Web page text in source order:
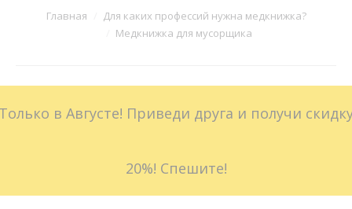
Больничные листы
Доставка
Вы здесь:Главная
Для каких профессий нужна медкнижка?
Медкнижка для мусорщика
в Августе! Приведи друга и получи
20%! Спешите!